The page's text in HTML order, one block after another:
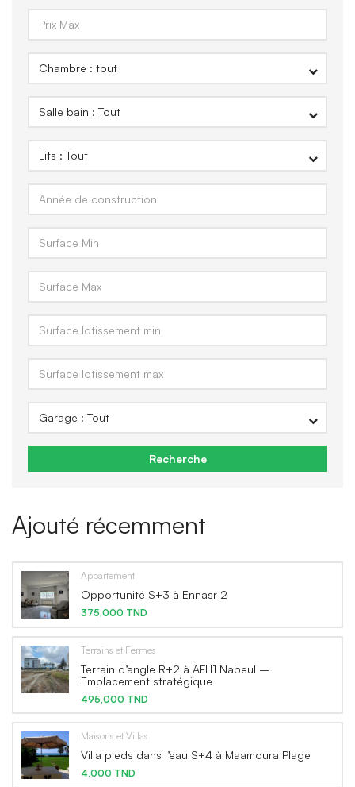
Recherche
Ajouté récemment
Appartement
Opportunité S+3 à Ennasr 2
375,000 TND
Terrains et Fermes
Terrain d’angle R+2 à AFH1 Nabeul –
Emplacement stratégique
495,000 TND
Maisons et Villas
Villa pieds dans l’eau S+4 à Maamoura Plage
4,000 TND